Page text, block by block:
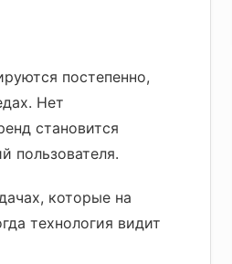
постепенно,
Нет
становится
пользователя.
которые на
технология видит